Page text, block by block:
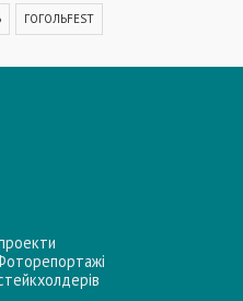
ГОГОЛЬFEST
ВАКЦИНАЦІЯ
УЗБЕРЕЖЖЯ